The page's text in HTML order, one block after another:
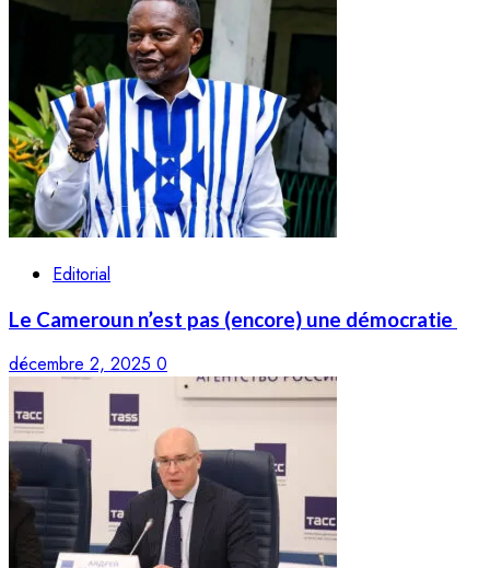
Editorial
Le Cameroun n’est pas (encore) une démocratie
décembre 2, 2025 0